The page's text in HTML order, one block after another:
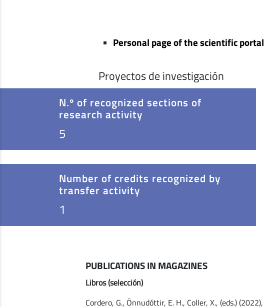
Personal page of the scientific portal
Proyectos de investigación
N.º of recognized sections of
research activity
5
Number of credits recognized by
transfer activity
1
PUBLICATIONS IN MAGAZINES
Libros (selección)
Cordero, G., Önnudóttir, E. H., Coller, X., (eds.) (2022),